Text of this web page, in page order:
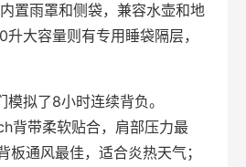
置雨罩和侧袋，兼容水壶和地
大容量则有专用睡袋隔层，
拟了8小时连续背负。
背带柔软贴合，肩部压力最
通风最佳，适合炎热天气；